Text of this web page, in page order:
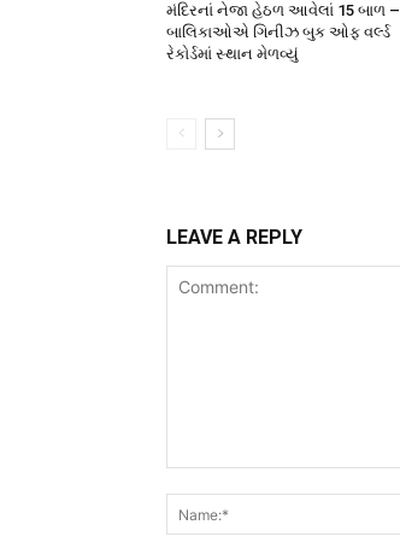
મંદિરનાં નેજા હેઠળ આવેલાં 15 બાળ –
બાલિકાઓએ ગિનીઝ બુક ઓફ વર્લ્ડ
રેકોર્ડમાં સ્થાન મેળવ્યું
LEAVE A REPLY